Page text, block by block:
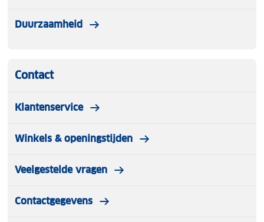
Duurzaamheid
Contact
Klantenservice
Winkels & openingstijden
Veelgestelde vragen
Contactgegevens